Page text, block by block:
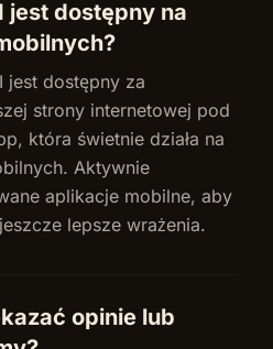
jest dostępny na
jest dostępny za
strony internetowej pod
która świetnie działa na
Aktywnie
aplikacje mobilne, aby
lepsze wrażenia.
opinie lub